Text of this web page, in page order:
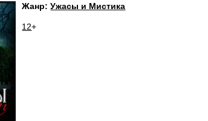
Жанр:Ужасы и Мистика
12+